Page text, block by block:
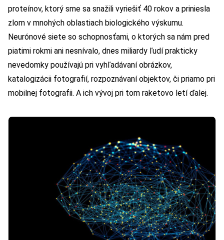
proteínov, ktorý sme sa snažili vyriešiť 40 rokov a priniesla
zlom v mnohých oblastiach biologického výskumu.
Neurónové siete so schopnosťami, o ktorých sa nám pred
piatimi rokmi ani nesnívalo, dnes miliardy ľudí prakticky
nevedomky používajú pri vyhľadávaní obrázkov,
katalogizácii fotografií, rozpoznávaní objektov, či priamo pri
mobilnej fotografii. A ich vývoj pri tom raketovo letí ďalej.